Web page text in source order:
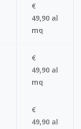
€
49,90 al
mq
€
49,90 al
mq
€
49,90 al